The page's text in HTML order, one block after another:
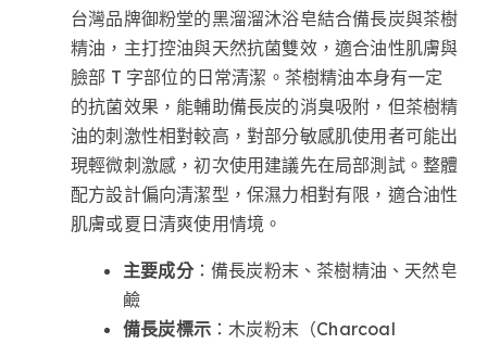
台灣品牌御粉堂的黑溜溜沐浴皂結合備長炭與茶樹
精油，主打控油與天然抗菌雙效，適合油性肌膚與
臉部 T 字部位的日常清潔。茶樹精油本身有一定
的抗菌效果，能輔助備長炭的消臭吸附，但茶樹精
油的刺激性相對較高，對部分敏感肌使用者可能出
現輕微刺激感，初次使用建議先在局部測試。整體
配方設計偏向清潔型，保濕力相對有限，適合油性
肌膚或夏日清爽使用情境。
主要成分：備長炭粉末、茶樹精油、天然皂
鹼
備長炭標示 ：木炭粉末（Charcoal